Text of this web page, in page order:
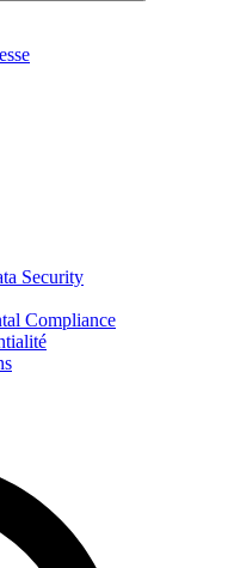
Security
Compliance